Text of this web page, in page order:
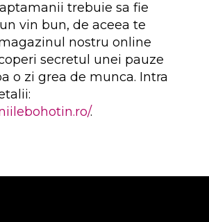
trebuie sa fie
vin bun, de aceea te
nostru online
secretul unei pauze
o zi grea de munca. Intra
.